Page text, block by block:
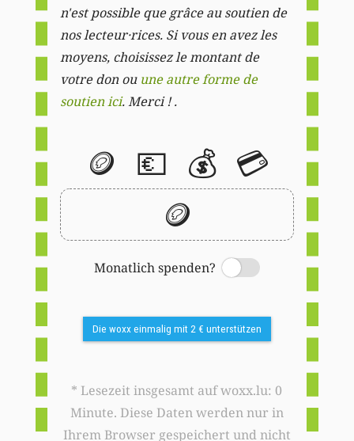
n'est possible que grâce au soutien de
nos lecteur·rices. Si vous en avez les
moyens, choisissez le montant de
votre don ou une autre forme de
soutien ici. Merci ! .
🪙 💶 💰 💳
🪙
Monatlich spenden?
Switch
Die woxx einmalig mit 2 € unterstützen
* Lesezeit insgesamt auf woxx.lu: 0
Minute. Diese Daten werden nur in
Ihrem Browser gespeichert und nicht